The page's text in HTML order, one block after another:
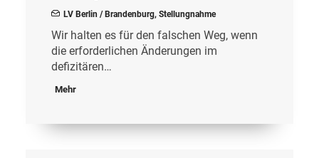
LV Berlin / Brandenburg, Stellungnahme
Wir halten es für den falschen Weg, wenn
die erforderlichen Änderungen im
defizitären…
Mehr